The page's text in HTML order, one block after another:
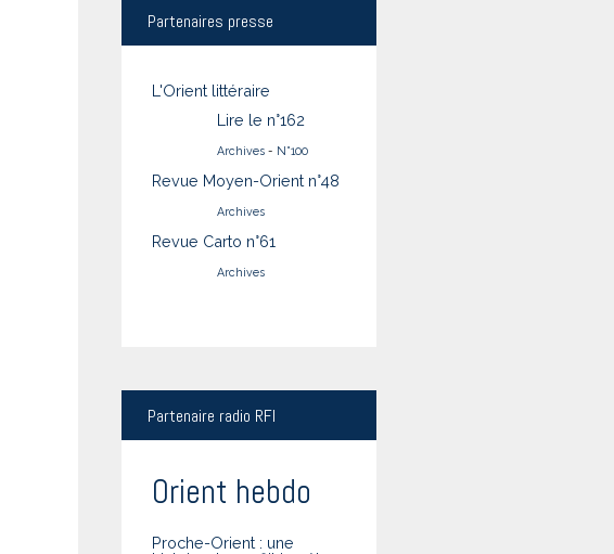
Partenaires presse
L'Orient littéraire
Lire le n°162
Archives - N°100
Revue Moyen-Orient n°48
Archives
Revue Carto n°61
Archives
Partenaire radio RFI
Orient hebdo
Proche-Orient : une